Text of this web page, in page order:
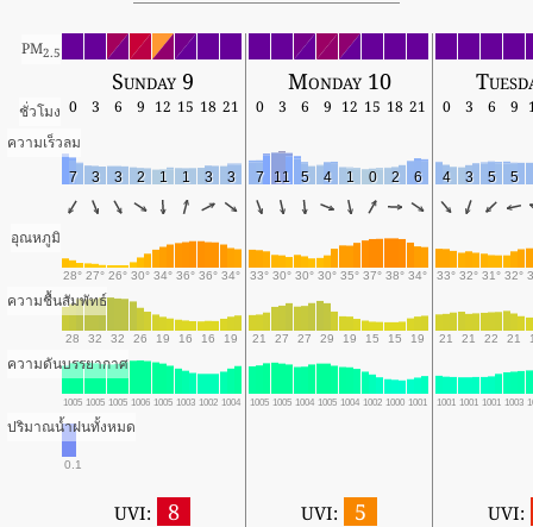
PM2.5
Sunday 9 Monday 10
ชั่วโมง 0 3 6 9 12 15 18 21 0 3 6 9 12 15 18 21 0 3 6 9
ความเร็วลม
7 3 3 2 1 1 3 3 7 11 5 4 1 0 2 6 4 3 5 5
อุณหภูมิ
28° 27° 26° 30° 34° 36° 36° 34° 33° 30° 30° 30° 35° 37° 38° 34° 33° 32° 31° 32°
ความชื้นสัมพัทธ์
28 32 32 26 19 16 16 19 21 27 27 29 19 15 15 19 21 21 22 21
ความดันบรรยากาศ
1005 1005 1005 1006 1005 1003 1002 1004 1005 1005 1004 1005 1004 1002 1000 1001 1001 1001 1001 1003
ปริมาณน้ำฝนทั้งหมด
0.1
UVI: 8 UVI: 5 UVI: